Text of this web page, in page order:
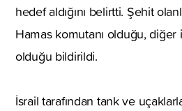
hedef aldığını belirtti. Şehit
Hamas komutanı olduğu,
olduğu bildirildi.
İsrail tarafından tank ve